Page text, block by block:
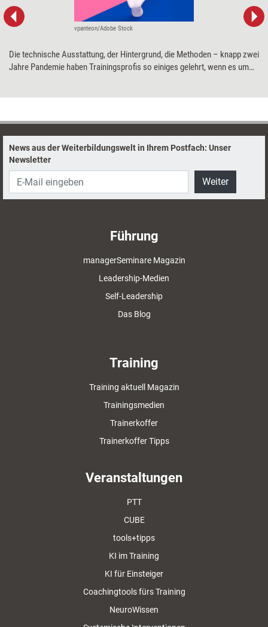
vpanteon/Adobe Stock
Die technische Ausstattung, der Hintergrund, die Methoden – knapp zwei
Jahre Pandemie haben Trainingsprofis so einiges gelehrt, wenn es um
News aus der Weiterbildungswelt in Ihrem Postfach: Unser
Newsletter
Weiter
Führung
managerSeminare Magazin
Leadership-Medien
Self-Leadership
Das Blog
Training
Training aktuell Magazin
Trainingsmedien
Trainerkoffer
Trainerkoffer Tipps
Veranstaltungen
PTT
CUBE
tools+tipps
KI im Training
KI für Einsteiger
Coachingtools fürs Training
NeuroWissen